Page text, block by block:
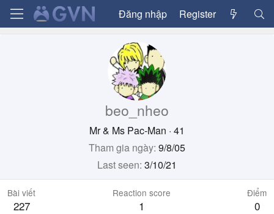
Đăng nhập Register
beo_nheo
Mr & Ms Pac-Man · 41
Tham gia ngày 9/8/05
Last seen 3/10/21
Bài viết
227
Reaction score
1
Điểm
0